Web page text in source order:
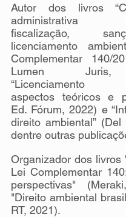
Autor dos livros
administrativa
fiscalização,
licenciamento
Complementar 140/
Lumen Juris,
“Licenciamento
aspectos teóricos e
Ed. Fórum, 2022) e
direito ambiental” (Del
dentre outras
Organizador dos livros
Lei Complementar
perspectivas"
"Direito ambiental
RT, 2021).